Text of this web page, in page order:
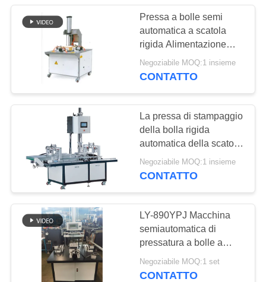
VISITA
FABBRICA
CONTROLLO
DELLA
QUALITÀ
CONTATTACI
NOTIZIE
CHIEDI UN
PREVENTIVO
Pressa a bolle semi
automatica a scatola
rigida Alimentazione
AC220V
Negoziabile MOQ:1 insieme
CONTATTO
La pressa di stampaggio
della bolla rigida
automatica della scatola
per i contenitori di
gioielli dei contenitori di
Negoziabile MOQ:1 insieme
CONTATTO
LY-890YPJ Macchina
semiautomatica di
pressatura a bolle a
scatola rigida
Negoziabile MOQ:1 set
CONTATTO